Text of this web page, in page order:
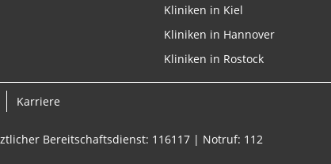
Kliniken in Kiel
Kliniken in Hannover
Kliniken in Rostock
Karriere
Bereitschaftsdienst: 116117 | Notruf: 112